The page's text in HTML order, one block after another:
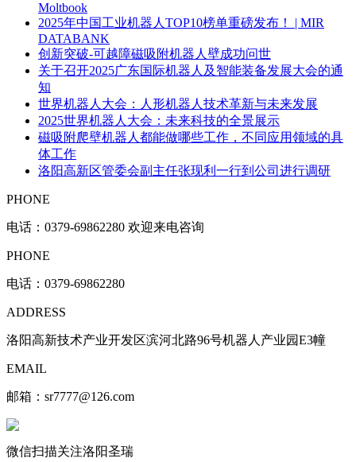
Moltbook
2025年中国工业机器人TOP10榜单重磅发布！ | MIR
DATABANK
创新突破-可越障磁吸附机器人壁成功问世
关于召开2025广东国际机器人及智能装备发展大会的通
知
世界机器人大会：人形机器人技术革新与未来发展
2025世界机器人大会：未来科技的全景展示
磁吸附爬壁机器人都能做哪些工作，不同应用领域的具
体工作
洛阳高新区管委会副主任张现利一行到公司进行调研
PHONE
电话： 0379-69862280 欢迎来电咨询
PHONE
电话：0379-69862280
ADDRESS
洛阳高新技术产业开发区滨河北路96号机器人产业园E3幢
EMAIL
邮箱：sr7777@126.com
微信扫描关注洛阳圣瑞